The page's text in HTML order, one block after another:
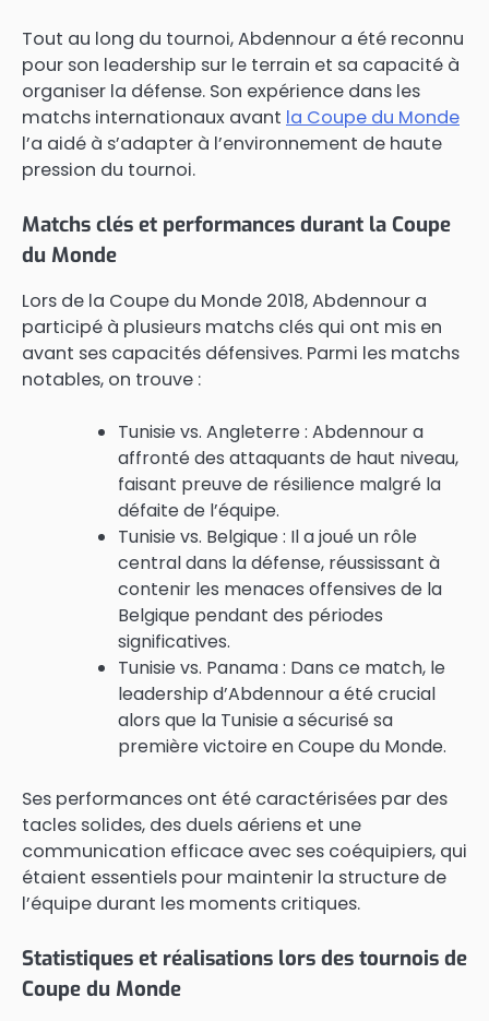
Tout au long du tournoi, Abdennour a été reconnu
pour son leadership sur le terrain et sa capacité à
organiser la défense. Son expérience dans les
matchs internationaux avant la Coupe du Monde
l’a aidé à s’adapter à l’environnement de haute
pression du tournoi.
Matchs clés et performances durant la Coupe
du Monde
Lors de la Coupe du Monde 2018, Abdennour a
participé à plusieurs matchs clés qui ont mis en
avant ses capacités défensives. Parmi les matchs
notables, on trouve :
Tunisie vs. Angleterre : Abdennour a
affronté des attaquants de haut niveau,
faisant preuve de résilience malgré la
défaite de l’équipe.
Tunisie vs. Belgique : Il a joué un rôle
central dans la défense, réussissant à
contenir les menaces offensives de la
Belgique pendant des périodes
significatives.
Tunisie vs. Panama : Dans ce match, le
leadership d’Abdennour a été crucial
alors que la Tunisie a sécurisé sa
première victoire en Coupe du Monde.
Ses performances ont été caractérisées par des
tacles solides, des duels aériens et une
communication efficace avec ses coéquipiers, qui
étaient essentiels pour maintenir la structure de
l’équipe durant les moments critiques.
Statistiques et réalisations lors des tournois de
Coupe du Monde